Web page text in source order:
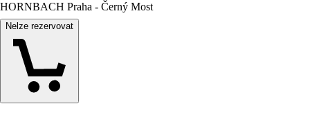
HORNBACH Praha - Černý Most
Nelze rezervovat